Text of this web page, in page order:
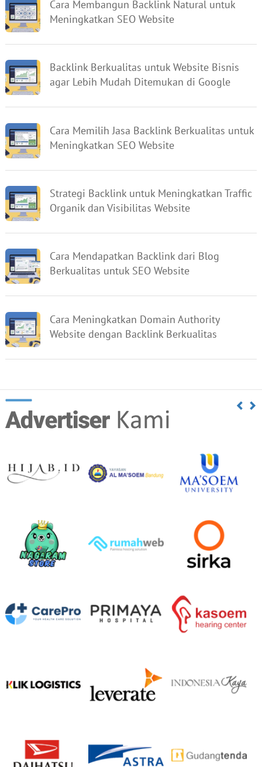
Cara Membangun Backlink Natural untuk
Meningkatkan SEO Website
Backlink Berkualitas untuk Website Bisnis
agar Lebih Mudah Ditemukan di Google
Cara Memilih Jasa Backlink Berkualitas untuk
Meningkatkan SEO Website
Strategi Backlink untuk Meningkatkan Traffic
Organik dan Visibilitas Website
Cara Mendapatkan Backlink dari Blog
Berkualitas untuk SEO Website
Cara Meningkatkan Domain Authority
Website dengan Backlink Berkualitas